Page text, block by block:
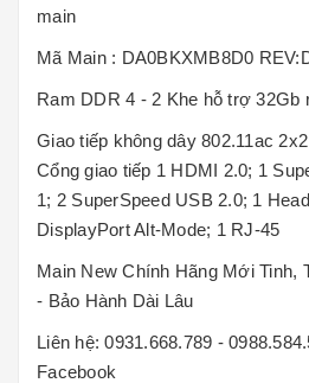
main
Mã Main : DA0BKXMB8D0
Ram DDR 4 - 2 Khe hỗ trợ 32Gb
Giao tiếp không dây 802.11ac
Cổng giao tiếp 1 HDMI 2.0; 1
1; 2 SuperSpeed USB 2.0; 1
DisplayPort Alt-Mode; 1 RJ-45
Main New Chính Hãng Mới Tinh,
- Bảo Hành Dài Lâu
Liên hệ: 0931.668.789 -
Facebook